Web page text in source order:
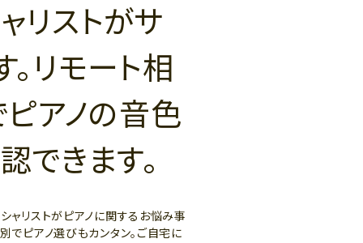
リストがサ
。リモート相
ピアノの音色
できます。
ャリストがピアノに関するお悩み事
でピアノ選びもカンタン。ご自宅に